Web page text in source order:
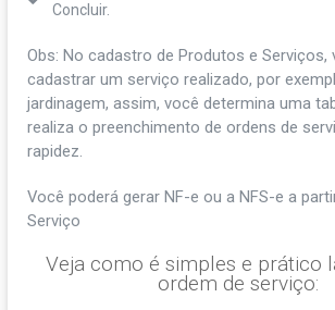
Concluir.
Obs: No cadastro de Produtos e Serviços,
cadastrar um serviço realizado, por
jardinagem, assim, você determina uma
realiza o preenchimento de ordens de
rapidez.
Você poderá gerar NF-e ou a NFS-e a
Serviço
Veja como é simples e prático
ordem de serviço: